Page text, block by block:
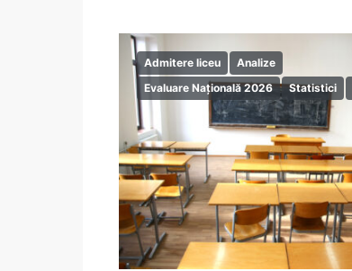
Admitere liceu
Analize
Evaluare Națională 2026
Statistici